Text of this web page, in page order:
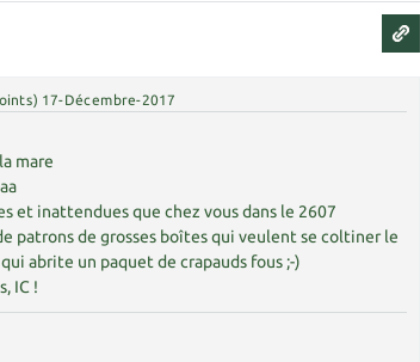
17-Décembre-2017
mare
et inattendues que chez vous dans le 2607
patrons de grosses boîtes qui veulent se coltiner le
abrite un paquet de crapauds fous ;-)
IC !